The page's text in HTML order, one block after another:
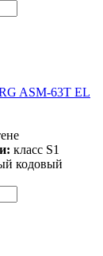
ASM-63T EL
класс S1
кодовый